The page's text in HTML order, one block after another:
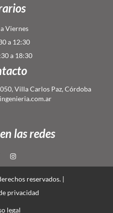
Viernes
a 12:30
a 18:30
Villa Carlos Paz, Córdoba
las redes
reservados. |
privacidad
legal